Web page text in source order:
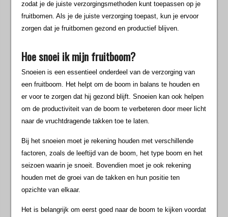
zodat je de juiste verzorgingsmethoden kunt toepassen op je
fruitbomen. Als je de juiste verzorging toepast, kun je ervoor
zorgen dat je fruitbomen gezond en productief blijven.
Hoe snoei ik mijn fruitboom?
Snoeien is een essentieel onderdeel van de verzorging van
een fruitboom. Het helpt om de boom in balans te houden en
er voor te zorgen dat hij gezond blijft. Snoeien kan ook helpen
om de productiviteit van de boom te verbeteren door meer licht
naar de vruchtdragende takken toe te laten.
Bij het snoeien moet je rekening houden met verschillende
factoren, zoals de leeftijd van de boom, het type boom en het
seizoen waarin je snoeit. Bovendien moet je ook rekening
houden met de groei van de takken en hun positie ten
opzichte van elkaar.
Het is belangrijk om eerst goed naar de boom te kijken voordat